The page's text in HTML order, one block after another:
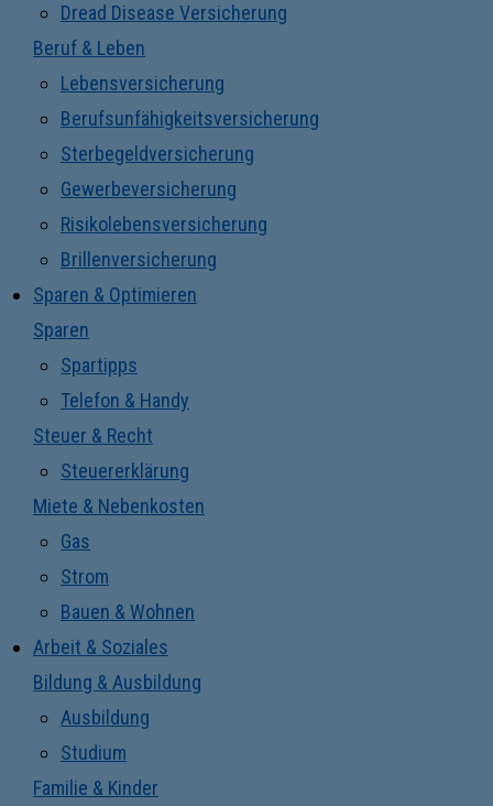
Dread Disease Versicherung
Beruf & Leben
Lebensversicherung
Berufsunfähigkeitsversicherung
Sterbegeldversicherung
Gewerbeversicherung
Risikolebensversicherung
Brillenversicherung
Sparen & Optimieren
Sparen
Spartipps
Telefon & Handy
Steuer & Recht
Steuererklärung
Miete & Nebenkosten
Gas
Strom
Bauen & Wohnen
Arbeit & Soziales
Bildung & Ausbildung
Ausbildung
Studium
Familie & Kinder